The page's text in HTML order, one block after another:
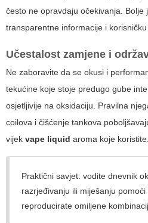
često ne opravdaju očekivanja.
transparentne informacije i
Učestalost zamjene i
Ne zaboravite da se okusi i
tekućine koje stoje predugo gube
osjetljivije na oksidaciju. Pravilna
coilova i čišćenje tankova
vijek vape liquid aroma koje koristite.
Praktični savjet: vodite dnevnik
razrjeđivanju ili miješanju
reproducirate omiljene